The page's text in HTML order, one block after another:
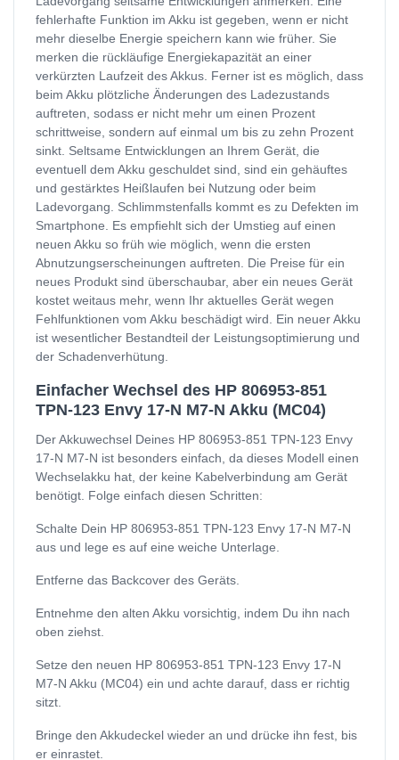
fehlerhafte Funktion im Akku ist gegeben, wenn er nicht
mehr dieselbe Energie speichern kann wie früher. Sie
merken die rückläufige Energiekapazität an einer
verkürzten Laufzeit des Akkus. Ferner ist es möglich, dass
beim Akku plötzliche Änderungen des Ladezustands
auftreten, sodass er nicht mehr um einen Prozent
schrittweise, sondern auf einmal um bis zu zehn Prozent
sinkt. Seltsame Entwicklungen an Ihrem Gerät, die
eventuell dem Akku geschuldet sind, sind ein gehäuftes
und gestärktes Heißlaufen bei Nutzung oder beim
Ladevorgang. Schlimmstenfalls kommt es zu Defekten im
Smartphone. Es empfiehlt sich der Umstieg auf einen
neuen Akku so früh wie möglich, wenn die ersten
Abnutzungserscheinungen auftreten. Die Preise für ein
neues Produkt sind überschaubar, aber ein neues Gerät
kostet weitaus mehr, wenn Ihr aktuelles Gerät wegen
Fehlfunktionen vom Akku beschädigt wird. Ein neuer Akku
ist wesentlicher Bestandteil der Leistungsoptimierung und
der Schadenverhütung.
Einfacher Wechsel des HP 806953-851
TPN-123 Envy 17-N M7-N Akku (MC04)
Der Akkuwechsel Deines HP 806953-851 TPN-123 Envy
17-N M7-N ist besonders einfach, da dieses Modell einen
Wechselakku hat, der keine Kabelverbindung am Gerät
benötigt. Folge einfach diesen Schritten:
Schalte Dein HP 806953-851 TPN-123 Envy 17-N M7-N
aus und lege es auf eine weiche Unterlage.
Entferne das Backcover des Geräts.
Entnehme den alten Akku vorsichtig, indem Du ihn nach
oben ziehst.
Setze den neuen HP 806953-851 TPN-123 Envy 17-N
M7-N Akku (MC04) ein und achte darauf, dass er richtig
sitzt.
Bringe den Akkudeckel wieder an und drücke ihn fest, bis
er einrastet.